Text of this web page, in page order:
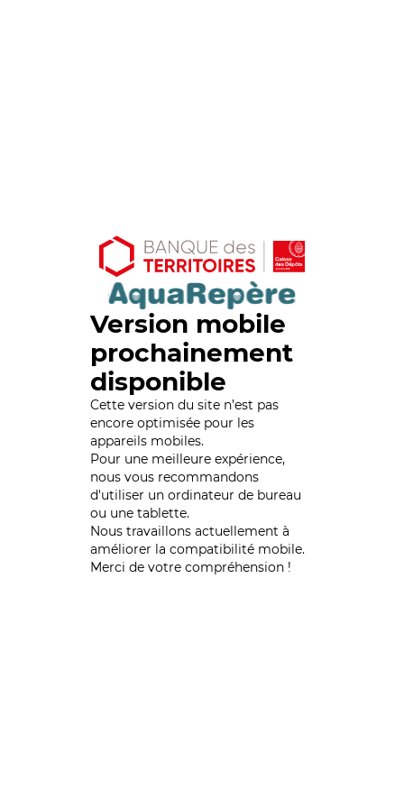
Version mobile
prochainement
disponible
Cette version du site n’est pas
encore optimisée pour les
appareils mobiles.
Pour une meilleure expérience,
nous vous recommandons
d'utiliser un ordinateur de bureau
ou une tablette.
Nous travaillons actuellement à
améliorer la compatibilité mobile.
Merci de votre compréhension !